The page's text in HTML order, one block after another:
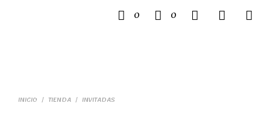
0 0
INICIO / TIENDA / INVITADAS